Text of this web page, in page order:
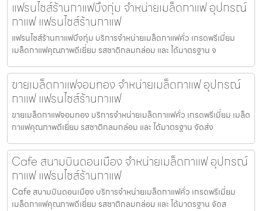
แฟรนไชส์ร้านกาแฟบึงกุ่ม จำหน่ายเมล็ดกาแฟ อุปกรณ์
กาแฟ แฟรนไชส์ร้านกาแฟ
แฟรนไชส์ร้านกาแฟบึงกุ่ม บริการจำหน่ายเมล็ดกาแฟคั่ว เกรดพรีเมี่ยม
เมล็ดกาแฟคุณภาพดีเยี่ยม รสชาติกลมกล่อม และ ได้มาตรฐาน จ
ขายเมล็ดกาแฟจอมทอง จำหน่ายเมล็ดกาแฟ อุปกรณ์
กาแฟ แฟรนไชส์ร้านกาแฟ
ขายเมล็ดกาแฟจอมทอง บริการจำหน่ายเมล็ดกาแฟคั่ว เกรดพรีเมี่ยม เมล็ด
กาแฟคุณภาพดีเยี่ยม รสชาติกลมกล่อม และ ได้มาตรฐาน จัดส่ง
Cafe สนามบินดอนเมือง จำหน่ายเมล็ดกาแฟ อุปกรณ์
กาแฟ แฟรนไชส์ร้านกาแฟ
Cafe สนามบินดอนเมือง บริการจำหน่ายเมล็ดกาแฟคั่ว เกรดพรีเมี่ยม
เมล็ดกาแฟคุณภาพดีเยี่ยม รสชาติกลมกล่อม และ ได้มาตรฐาน จัดส